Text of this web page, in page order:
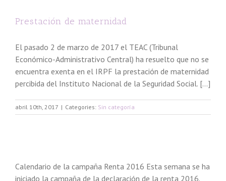
Prestación de maternidad
El pasado 2 de marzo de 2017 el TEAC (Tribunal
Económico-Administrativo Central) ha resuelto que no se
encuentra exenta en el IRPF la prestación de maternidad
percibida del Instituto Nacional de la Seguridad Social. […]
abril 10th, 2017 | Categories: Sin categoría
Calendario de la campaña Renta 2016 Esta semana se ha
iniciado la campaña de la declaración de la renta 2016.